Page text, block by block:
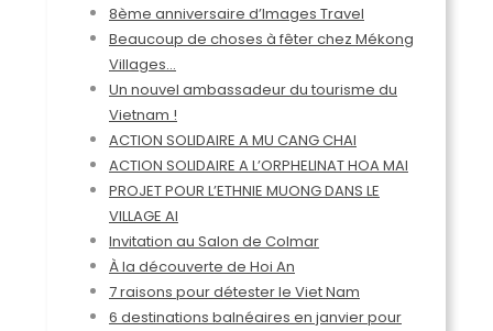
8ème anniversaire d’Images Travel
Beaucoup de choses à fêter chez Mékong
Villages…
Un nouvel ambassadeur du tourisme du
Vietnam !
ACTION SOLIDAIRE A MU CANG CHAI
ACTION SOLIDAIRE A L’ORPHELINAT HOA MAI
PROJET POUR L’ETHNIE MUONG DANS LE
VILLAGE AI
Invitation au Salon de Colmar
À la découverte de Hoi An
7 raisons pour détester le Viet Nam
6 destinations balnéaires en janvier pour